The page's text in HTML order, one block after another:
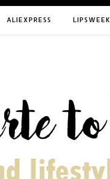
ALIEXPRESS LIPSWEEK